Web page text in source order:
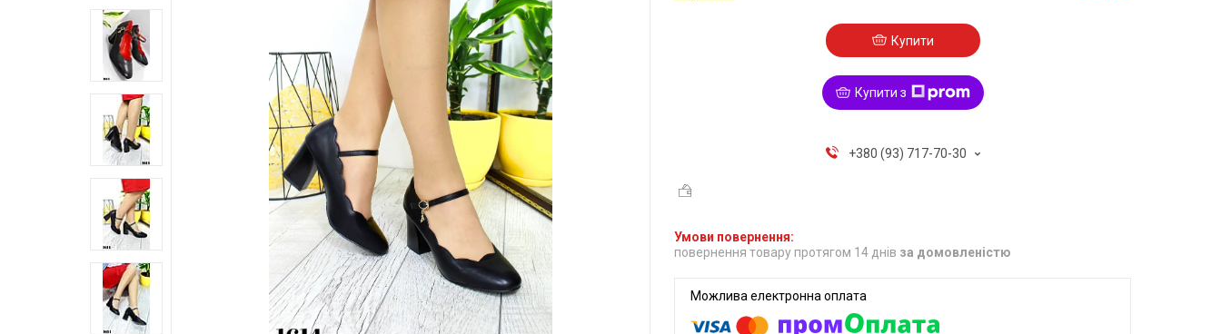
Купити
Купити з
+380 (93) 717-70-30
повернення товару протягом 14 днів за домовленістю